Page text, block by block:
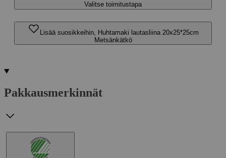
Valitse toimitustapa
Lisää suosikkeihin, Huhtamaki lautasliina 20x25*25cm
Metsänkätkö
Pakkausmerkinnät